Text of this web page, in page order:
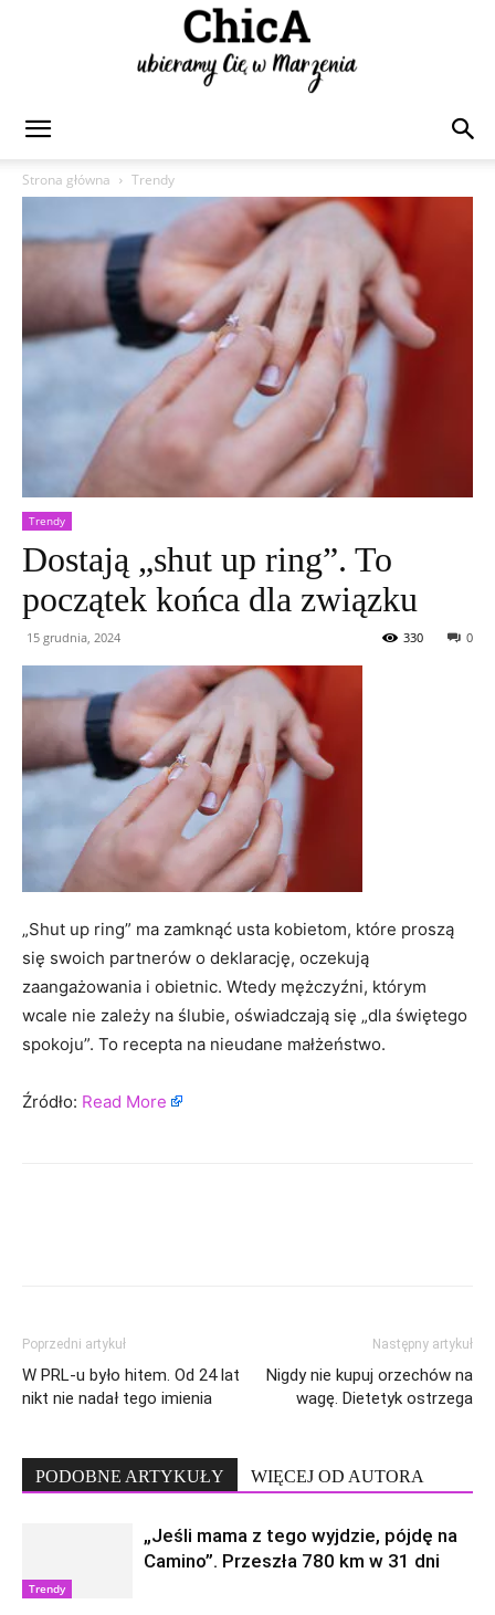
Strona główna
Trendy
Trendy
Dostają „shut up ring”. To
początek końca dla związku
15 grudnia, 2024 0
330
„Shut up ring” ma zamknąć usta kobietom, które proszą
się swoich partnerów o deklarację, oczekują
zaangażowania i obietnic. Wtedy mężczyźni, którym
wcale nie zależy na ślubie, oświadczają się „dla świętego
spokoju”. To recepta na nieudane małżeństwo.
Źródło: Read More
Poprzedni artykuł
W PRL-u było hitem. Od 24 lat
nikt nie nadał tego imienia
Następny artykuł
Nigdy nie kupuj orzechów na
wagę. Dietetyk ostrzega
PODOBNE ARTYKUŁY WIĘCEJ OD AUTORA
Trendy
„Jeśli mama z tego wyjdzie, pójdę na
Camino”. Przeszła 780 km w 31 dni